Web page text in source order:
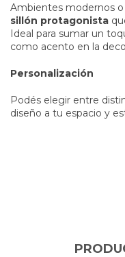
Ambientes modernos
sillón protagonista
Ideal para sumar un
como acento en la
Personalización
Podés elegir entre
diseño a tu espacio y